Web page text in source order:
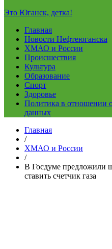
Это Юганск, детка!
Главная
Новости Нефтеюганска
ХМАО и России
Происшествия
Культура
Образование
Спорт
Здоровье
Политика в отношении
данных
Главная
/
ХМАО и России
/
В Госдуме предложили
ставить счетчик газа